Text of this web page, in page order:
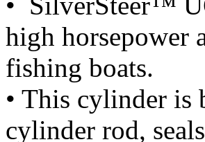
high horsepower
fishing boats.
• This cylinder is
cylinder rod,